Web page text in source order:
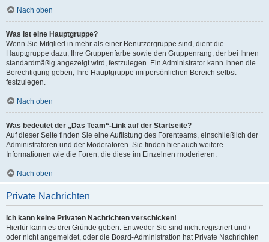
Nach oben
Was ist eine Hauptgruppe?
Wenn Sie Mitglied in mehr als einer Benutzergruppe sind, dient die
Hauptgruppe dazu, Ihre Gruppenfarbe sowie den Gruppenrang, der bei Ihnen
standardmäßig angezeigt wird, festzulegen. Ein Administrator kann Ihnen die
Berechtigung geben, Ihre Hauptgruppe im persönlichen Bereich selbst
festzulegen.
Nach oben
Was bedeutet der „Das Team“-Link auf der Startseite?
Auf dieser Seite finden Sie eine Auflistung des Forenteams, einschließlich der
Administratoren und der Moderatoren. Sie finden hier auch weitere
Informationen wie die Foren, die diese im Einzelnen moderieren.
Nach oben
Private Nachrichten
Ich kann keine Privaten Nachrichten verschicken!
Hierfür kann es drei Gründe geben: Entweder Sie sind nicht registriert und /
oder nicht angemeldet, oder die Board-Administration hat Private Nachrichten